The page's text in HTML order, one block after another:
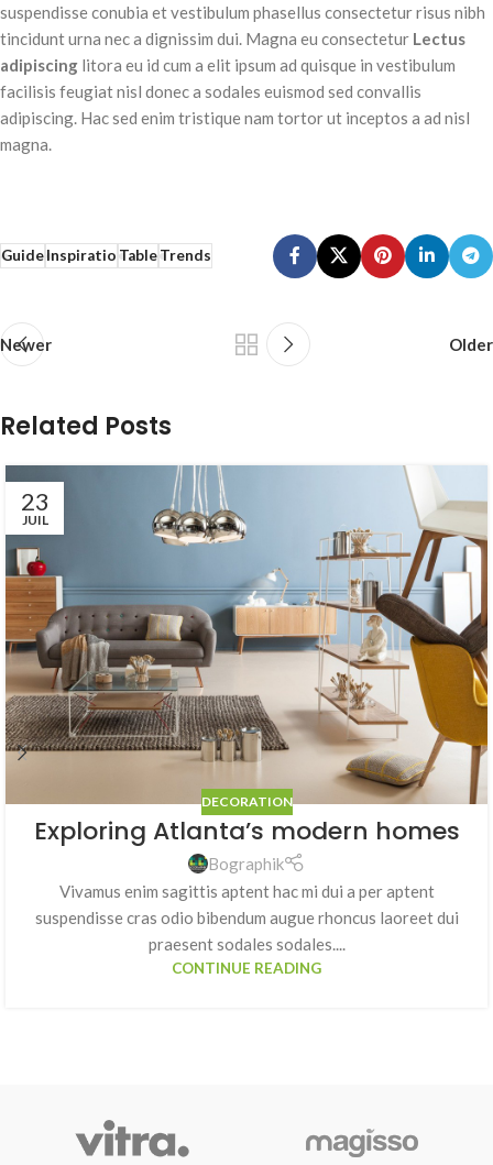
suspendisse conubia et vestibulum phasellus consectetur risus nibh
tincidunt urna nec a dignissim dui. Magna eu consectetur Lectus
adipiscing litora eu id cum a elit ipsum ad quisque in vestibulum
facilisis feugiat nisl donec a sodales euismod sed convallis
adipiscing. Hac sed enim tristique nam tortor ut inceptos a ad nisl
magna.
GuideInspiratioTableTrends
Newer Older
Related Posts
23
JUIL
DECORATION
Exploring Atlanta’s modern homes
Bographik
Vivamus enim sagittis aptent hac mi dui a per aptent
suspendisse cras odio bibendum augue rhoncus laoreet dui
praesent sodales sodales....
CONTINUE READING